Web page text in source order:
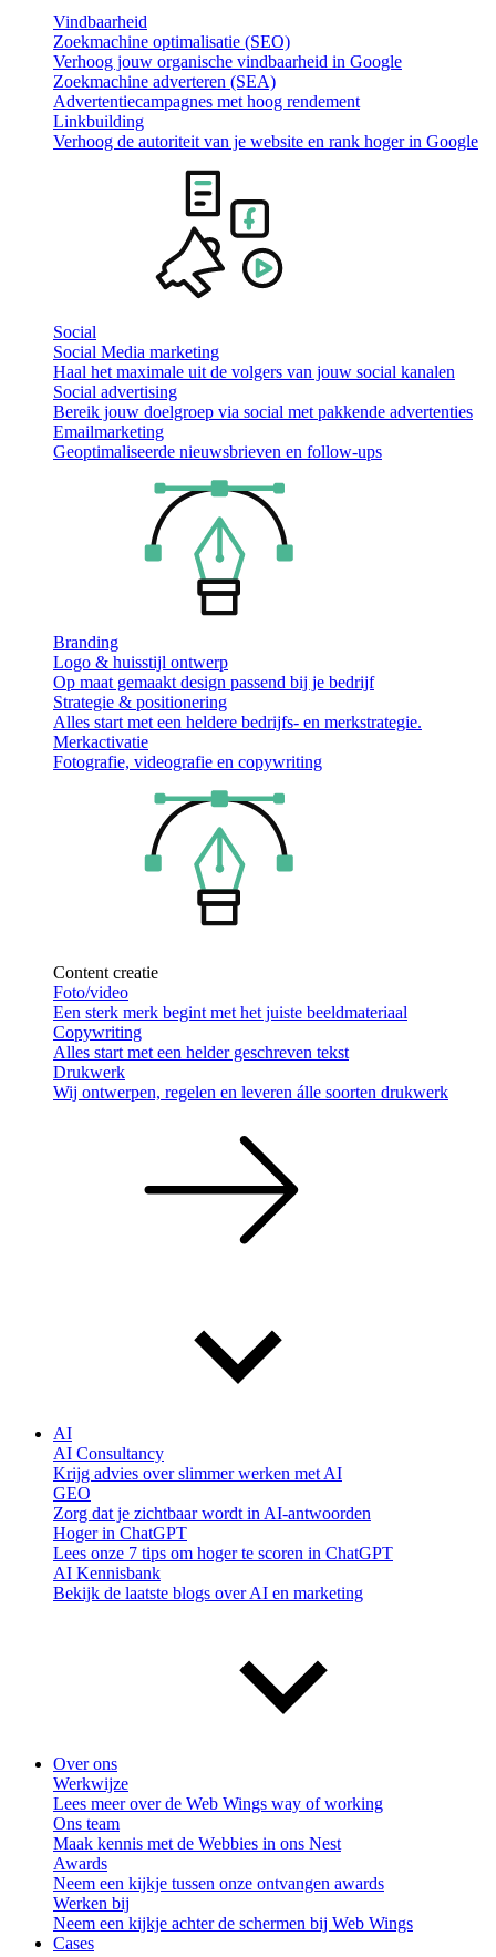
Vindbaarheid
Zoekmachine optimalisatie (SEO)
Verhoog jouw organische vindbaarheid in Google
Zoekmachine adverteren (SEA)
Advertentiecampagnes met hoog rendement
Linkbuilding
Verhoog de autoriteit van je website en rank hoger in Google
Social
Social Media marketing
Haal het maximale uit de volgers van jouw social kanalen
Social advertising
Bereik jouw doelgroep via social met pakkende advertenties
Emailmarketing
Geoptimaliseerde nieuwsbrieven en follow-ups
Branding
Logo & huisstijl ontwerp
Op maat gemaakt design passend bij je bedrijf
Strategie & positionering
Alles start met een heldere bedrijfs- en merkstrategie.
Merkactivatie
Fotografie, videografie en copywriting
Content creatie
Foto/video
Een sterk merk begint met het juiste beeldmateriaal
Copywriting
Alles start met een helder geschreven tekst
Drukwerk
Wij ontwerpen, regelen en leveren álle soorten drukwerk
AI
AI Consultancy
Krijg advies over slimmer werken met AI
GEO
Zorg dat je zichtbaar wordt in AI-antwoorden
Hoger in ChatGPT
Lees onze 7 tips om hoger te scoren in ChatGPT
AI Kennisbank
Bekijk de laatste blogs over AI en marketing
Over ons
Werkwijze
Lees meer over de Web Wings way of working
Ons team
Maak kennis met de Webbies in ons Nest
Awards
Neem een kijkje tussen onze ontvangen awards
Werken bij
Neem een kijkje achter de schermen bij Web Wings
Cases